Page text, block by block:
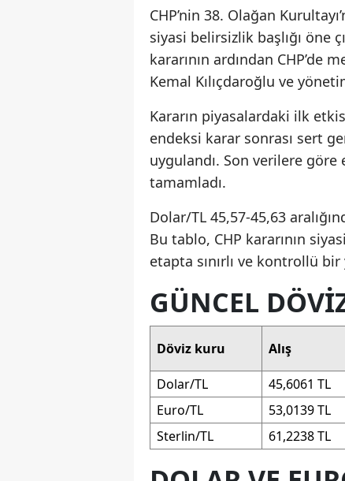
CHP’nin 38. Olağan
siyasi belirsizlik başlığı öne
kararının ardından CHP’de
Kemal Kılıçdaroğlu ve
Kararın piyasalardaki ilk
endeksi karar sonrası sert
uygulandı. Son verilere göre
tamamladı.
Dolar/TL 45,57-45,63
Bu tablo, CHP kararının
etapta sınırlı ve kontrollü
GÜNCEL
Döviz kuru Alış
Dolar/TL
45,6061 TL
Euro/TL
53,0139 TL
Sterlin/TL
61,2238 TL